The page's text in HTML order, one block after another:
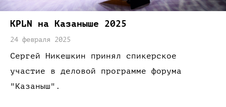
KPLN на Казаныше 2025
24 февраля 2025
Сергей Никешкин принял спикерское
участие
в деловой программе форума
"Казаныш".